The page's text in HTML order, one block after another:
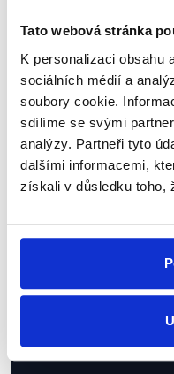
Tato webová stránka
K personalizaci obsahu
sociálních médií a
soubory cookie.
sdílíme se svými
analýzy. Partneři tyto
dalšími informacemi,
získali v důsledku toho,
Sociální sítě
Nenechte si ujít
z Demagog.cz.
příspěvků
práci.
Demagog.cz, z.s.